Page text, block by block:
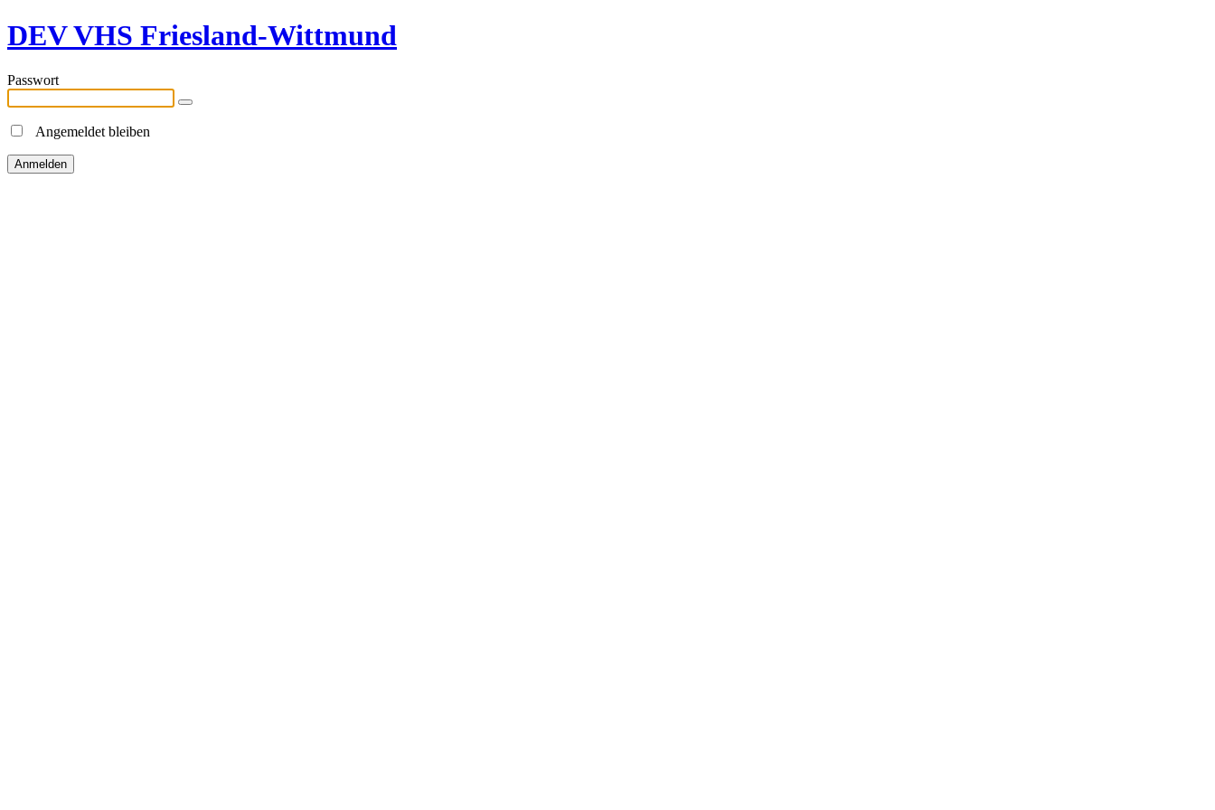
DEV VHS Friesland-Wittmund
Passwort
Angemeldet bleiben